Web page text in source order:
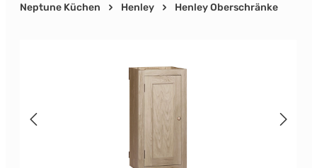
Neptune Küchen
Henley Henley Oberschränke